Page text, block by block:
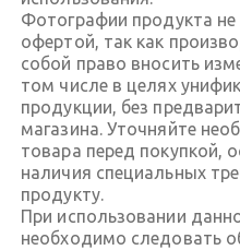
Фотографии продукта
офертой, так как
собой право вносить
том числе в целях
продукции, без
магазина. Уточняйте
товара перед покупкой,
наличия специальных
продукту.
При использовании
необходимо следовать